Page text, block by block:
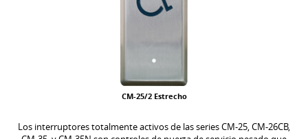
CM-25/2 Estrecho
Los interruptores totalmente activos de las series CM-25, CM-26CB,